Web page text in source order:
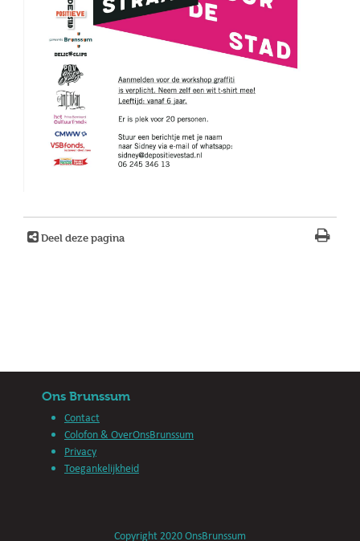
Deel deze pagina
Ons Brunssum
Contact
Colofon & OverOnsBrunssum
Privacy
Toegankelijkheid
Copyright 2020 OnsBrunssum